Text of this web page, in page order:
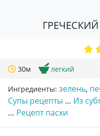
30м легкий
Ингредиенты: зелень,
Супы рецепты … Из
… Рецепт пасхи